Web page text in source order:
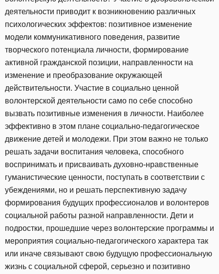
деятельности приводит к возникновению различных
психологических эффектов: позитивное изменение
модели коммуникативного поведения, развитие
творческого потенциала личности, формирование
активной гражданской позиции, направленности на
изменение и преобразование окружающей
действительности. Участие в социально ценной
волонтерской деятельности само по себе способно
вызвать позитивные изменения в личности. Наиболее
эффективно в этом плане социально-педагогическое
движение детей и молодежи. При этом важно не только
решать задачи воспитания человека, способного
воспринимать и присваивать духовно-нравственные
гуманистические ценности, поступать в соответствии с
убеждениями, но и решать перспективную задачу
формирования будущих профессионалов и волонтеров
социальной работы разной направленности. Дети и
подростки, прошедшие через волонтерские программы и
мероприятия социально-педагогического характера так
или иначе связывают свою будущую профессиональную
жизнь с социальной сферой, серьезно и позитивно